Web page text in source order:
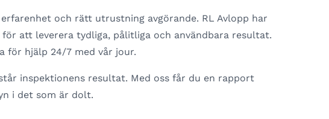
och rätt utrustning avgörande. RL Avlopp har
att leverera tydliga, pålitliga och användbara resultat.
för hjälp 24/7 med vår jour.
inspektionens resultat. Med oss får du en rapport
i det som är dolt.